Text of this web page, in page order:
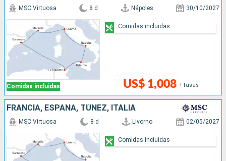
Comidas incluidas
MSC Virtuosa 8 d Nápoles 30/10/2027
US$ 1,008 +Tasas
Comidas incluidas
FRANCIA, ESPAÑA, TÚNEZ, ITALIA
MSC Virtuosa 8 d Livorno 02/05/2027
Comidas incluidas